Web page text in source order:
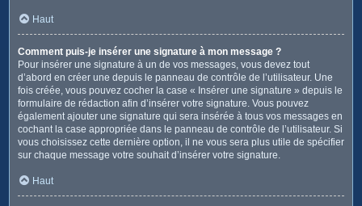
Haut
Comment puis-je insérer une signature à mon message ?
Pour insérer une signature à un de vos messages, vous devez tout
d’abord en créer une depuis le panneau de contrôle de l’utilisateur. Une
fois créée, vous pouvez cocher la case « Insérer une signature » depuis le
formulaire de rédaction afin d’insérer votre signature. Vous pouvez
également ajouter une signature qui sera insérée à tous vos messages en
cochant la case appropriée dans le panneau de contrôle de l’utilisateur. Si
vous choisissez cette dernière option, il ne vous sera plus utile de spécifier
sur chaque message votre souhait d’insérer votre signature.
Haut